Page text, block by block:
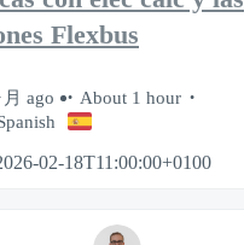
Flexbus
ago
About 1 hour
02-18T11:00:00+0100